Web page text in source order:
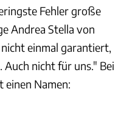
Fehler große
Andrea Stella von
einmal garantiert,
Auch nicht für uns." Bei
einen Namen: